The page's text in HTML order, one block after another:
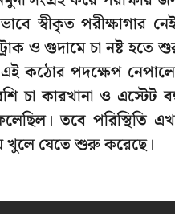
স্বীকৃত পরীক্ষাগার
ও গুদামে চা নষ্ট হতে
এই কঠোর পদক্ষেপ
চা কারখানা ও এস্টেট
তবে পরিস্থিতি
খুলে যেতে শুরু করেছে।